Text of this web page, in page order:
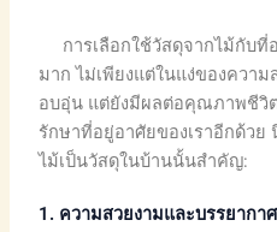
การเลือกใช้วัสดุจากไม้กับที่
มาก ไม่เพียงแต่ในแง่ของควา
อบอุ่น แต่ยังมีผลต่อคุณภาพชีวิ
รักษาที่อยู่อาศัยของเราอีกด้ว
ไม้เป็นวัสดุในบ้านนั้นสำคัญ:
1. ความสวยงามและบรรยากา